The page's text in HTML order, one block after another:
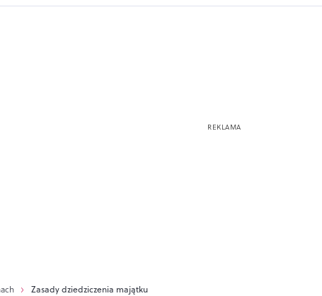
Zasady dziedziczenia majątku